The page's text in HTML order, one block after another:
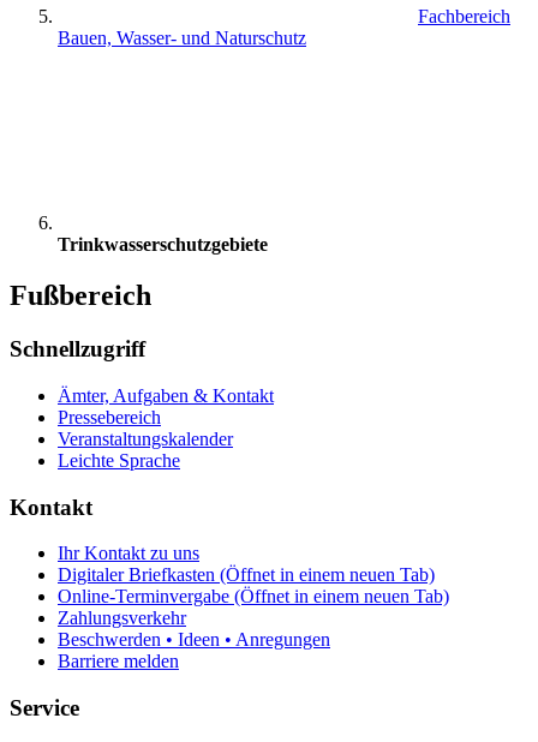
Fachbereich
Bauen, Wasser- und Naturschutz
Trinkwasserschutzgebiete
Fußbereich
Schnellzugriff
Ämter, Aufgaben & Kontakt
Pressebereich
Veranstaltungskalender
Leichte Sprache
Kontakt
Ihr Kontakt zu uns
Digitaler Briefkasten (Öffnet in einem neuen Tab)
Online-Terminvergabe (Öffnet in einem neuen Tab)
Zahlungsverkehr
Beschwerden • Ideen • Anregungen
Barriere melden
Service